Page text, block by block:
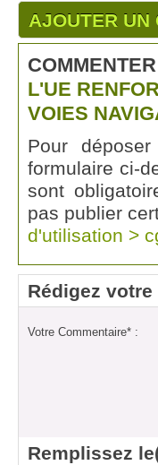
AJOUTER UN
L'UE
VOIES
Pour
formulaire ci-
sont
pas publier
d'utilisation >
Rédigez
Votre Commentaire* :
Remplissez